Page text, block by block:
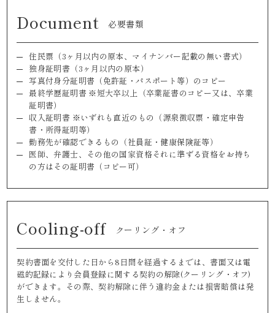
Document 必要書類
住民票（3ヶ月以内の原本、マイナンバー記載の無い書式）
独身証明書（3ヶ月以内の原本）
写真付身分証明書（免許証・パスポート等）のコピー
最終学歴証明書 ※短大卒以上（卒業証書のコピー又は、卒業
証明書）
収入証明書 ※いずれも直近のもの（源泉徴収票・確定申告
書・所得証明等）
勤務先が確認できるもの（社員証・健康保険証等）
医師、弁護士、その他の国家資格それに準ずる資格をお持ち
の方はその証明書（コピー可）
Cooling-off クーリング・オフ
契約書面を交付した日から8日間を経過するまでは、書面又は電
磁的記録により会員登録に関する契約の解除(クーリング・オフ)
ができます。その際、契約解除に伴う違約金または損害賠償は発
生しません。